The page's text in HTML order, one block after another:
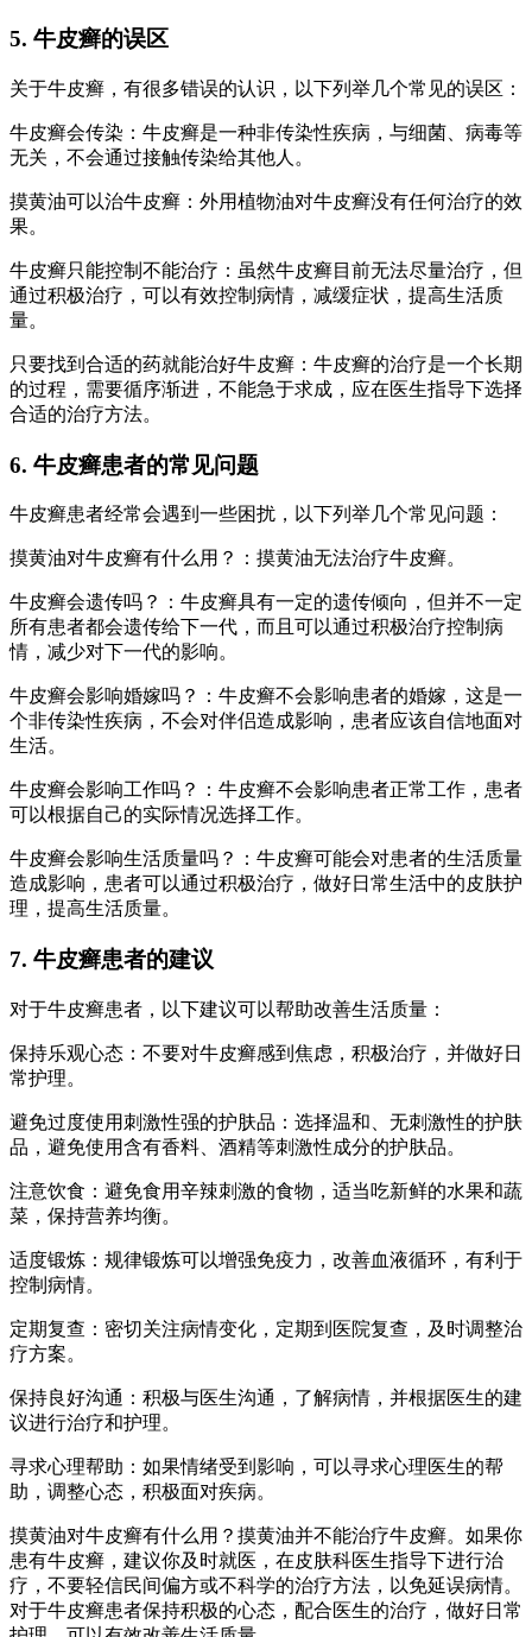
5. 牛皮癣的误区
关于牛皮癣，有很多错误的认识，以下列举几个常见的误区：
牛皮癣会传染：牛皮癣是一种非传染性疾病，与细菌、病毒等
无关，不会通过接触传染给其他人。
摸黄油可以治牛皮癣：外用植物油对牛皮癣没有任何治疗的效
果。
牛皮癣只能控制不能治疗：虽然牛皮癣目前无法尽量治疗，但
通过积极治疗，可以有效控制病情，减缓症状，提高生活质
量。
只要找到合适的药就能治好牛皮癣：牛皮癣的治疗是一个长期
的过程，需要循序渐进，不能急于求成，应在医生指导下选择
合适的治疗方法。
6. 牛皮癣患者的常见问题
牛皮癣患者经常会遇到一些困扰，以下列举几个常见问题：
摸黄油对牛皮癣有什么用？：摸黄油无法治疗牛皮癣。
牛皮癣会遗传吗？：牛皮癣具有一定的遗传倾向，但并不一定
所有患者都会遗传给下一代，而且可以通过积极治疗控制病
情，减少对下一代的影响。
牛皮癣会影响婚嫁吗？：牛皮癣不会影响患者的婚嫁，这是一
个非传染性疾病，不会对伴侣造成影响，患者应该自信地面对
生活。
牛皮癣会影响工作吗？：牛皮癣不会影响患者正常工作，患者
可以根据自己的实际情况选择工作。
牛皮癣会影响生活质量吗？：牛皮癣可能会对患者的生活质量
造成影响，患者可以通过积极治疗，做好日常生活中的皮肤护
理，提高生活质量。
7. 牛皮癣患者的建议
对于牛皮癣患者，以下建议可以帮助改善生活质量：
保持乐观心态：不要对牛皮癣感到焦虑，积极治疗，并做好日
常护理。
避免过度使用刺激性强的护肤品：选择温和、无刺激性的护肤
品，避免使用含有香料、酒精等刺激性成分的护肤品。
注意饮食：避免食用辛辣刺激的食物，适当吃新鲜的水果和蔬
菜，保持营养均衡。
适度锻炼：规律锻炼可以增强免疫力，改善血液循环，有利于
控制病情。
定期复查：密切关注病情变化，定期到医院复查，及时调整治
疗方案。
保持良好沟通：积极与医生沟通，了解病情，并根据医生的建
议进行治疗和护理。
寻求心理帮助：如果情绪受到影响，可以寻求心理医生的帮
助，调整心态，积极面对疾病。
摸黄油对牛皮癣有什么用？摸黄油并不能治疗牛皮癣。如果你
患有牛皮癣，建议你及时就医，在皮肤科医生指导下进行治
疗，不要轻信民间偏方或不科学的治疗方法，以免延误病情。
对于牛皮癣患者保持积极的心态，配合医生的治疗，做好日常